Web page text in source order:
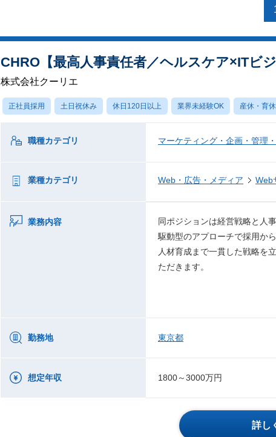
CHRO【最高人事責任者／ヘルスケア×ITビ
株式会社クーリエ
正社員採用 土日祝休み 休日120日以上 業界未経験OK 産休・育
職種カテゴリ マーケティング・企画・管理
業種カテゴリ Web・広告・メディア Web
業務内容
同ポジションは経営戦略と人
駆動型のアプローチで採用から
人材育成まで一貫した戦略を
ただきます。
勤務地 東京都
想定年収 1800～3000万円
詳し